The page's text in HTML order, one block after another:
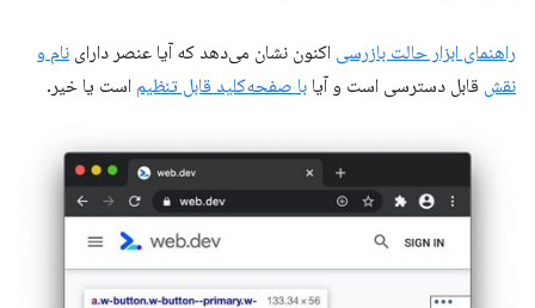
راهنمای ابزار حالت بازرسی اکنون نشان می‌دهد که آیا عنصر دارای نام و
نقش قابل دسترسی است و آیا با صفحه‌کلید قابل تنظیم است یا خیر.